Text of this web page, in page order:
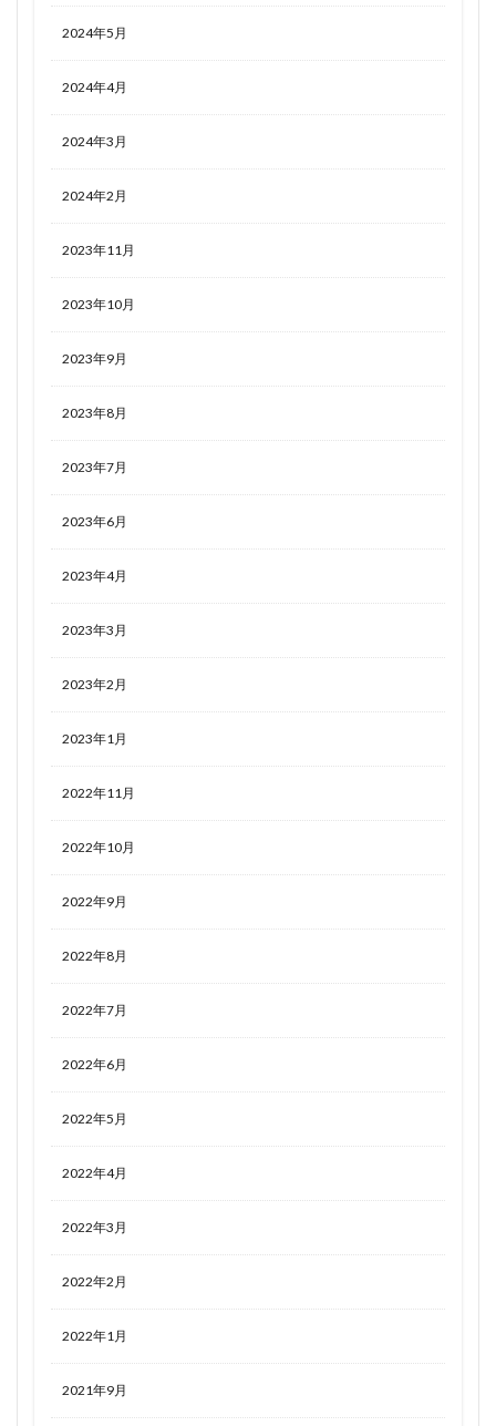
2024年5月
2024年4月
2024年3月
2024年2月
2023年11月
2023年10月
2023年9月
2023年8月
2023年7月
2023年6月
2023年4月
2023年3月
2023年2月
2023年1月
2022年11月
2022年10月
2022年9月
2022年8月
2022年7月
2022年6月
2022年5月
2022年4月
2022年3月
2022年2月
2022年1月
2021年9月